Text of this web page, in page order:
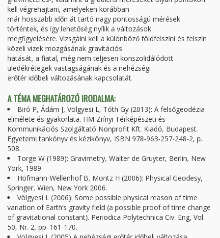
kell végrehajtani, amelyeken korábban
már hosszabb időn át tartó nagy pontosságú mérések
történtek, és így lehetőség nyílik a változások
megfigyelésére. Vizsgálni kell a különböző földfelszíni és felszín
közeli vizek mozgásának gravitációs
hatását, a fiatal, még nem teljesen konszolidálódott
üledékrétegek vastagságának és a nehézségi
erőtér időbeli változásának kapcsolatát.
A TÉMA MEGHATÁROZÓ IRODALMA:
Biró P, Ádám J, Völgyesi L, Tóth Gy (2013): A felsőgeodézia
elmélete és gyakorlata. HM Zrínyi Térképészeti és
Kommunikációs Szolgáltató Nonprofit Kft. Kiadó, Budapest.
Egyetemi tankönyv és kézikönyv, ISBN 978-963-257-248-2, p.
508.
Torge W (1989): Gravimetry, Walter de Gruyter, Berlin, New
York, 1989.
Hofmann-Wellenhof B, Moritz H (2006): Physical Geodesy,
Springer, Wien, New York 2006.
Völgyesi L (2006): Some possible physical reason of time
variation of Earth’s gravity field (a possible proof of time change
of gravitational constant). Periodica Polytechnica Civ. Eng, Vol.
50, Nr. 2, pp. 161-170.